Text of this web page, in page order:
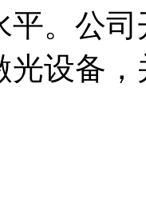
平。公
光设备